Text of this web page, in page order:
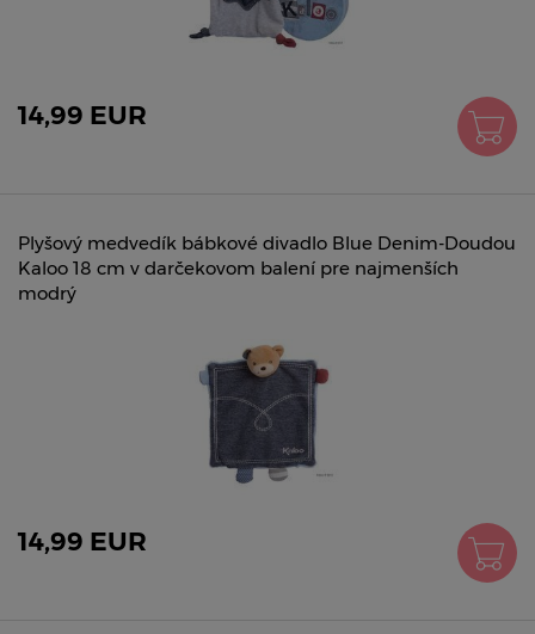
14,99 EUR
Plyšový medvedík bábkové divadlo Blue Denim-Doudou
Kaloo 18 cm v darčekovom balení pre najmenších
modrý
14,99 EUR